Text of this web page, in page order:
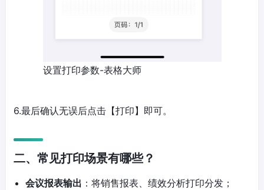
设置打印参数-表格大师
6.最后确认无误后点击【打印】即可。
二、常见打印场景有哪些？
会议报表输出 ：将销售报表、绩效分析打印分发；